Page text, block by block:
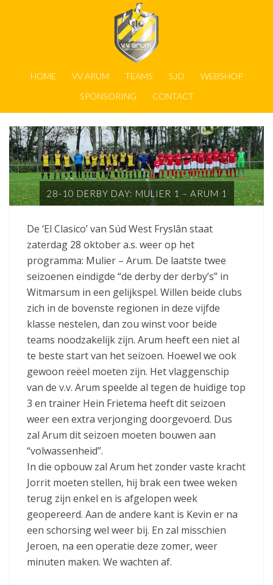
HOME VV ARUM TEAMS SJO
WEBSHOP
SPONSORING
CONTACT
28-10 DERBY DAY: MULIER 1 – ARUM 1
De ‘El Clasico’ van Súd West Fryslân staat
zaterdag 28 oktober a.s. weer op het
programma: Mulier – Arum. De laatste twee
seizoenen eindigde “de derby der derby’s” in
Witmarsum in een gelijkspel. Willen beide clubs
zich in de bovenste regionen in deze vijfde
klasse nestelen, dan zou winst voor beide
teams noodzakelijk zijn. Arum heeft een niet al
te beste start van het seizoen. Hoewel we ook
gewoon reëel moeten zijn. Het vlaggenschip
van de v.v. Arum speelde al tegen de huidige top
3 en trainer Hein Frietema heeft dit seizoen
weer een extra verjonging doorgevoerd. Dus
zal Arum dit seizoen moeten bouwen aan
“volwassenheid”.
In die opbouw zal Arum het zonder vaste kracht
Jorrit moeten stellen, hij brak een twee weken
terug zijn enkel en is afgelopen week
geopereerd. Aan de andere kant is Kevin er na
een schorsing wel weer bij. En zal misschien
Jeroen, na een operatie deze zomer, weer
minuten maken. We wachten af.